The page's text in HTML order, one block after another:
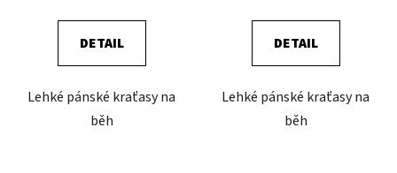
DETAIL
Lehké pánské kraťasy na
běh
DETAIL
Lehké pánské kraťasy na
běh